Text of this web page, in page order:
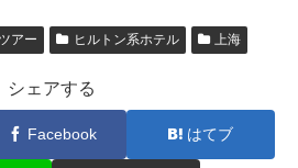
アー ヒルトン系ホテル 上海
シェアする
Facebook はてブ